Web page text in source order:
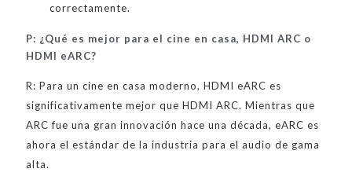
correctamente.
P: ¿Qué es mejor para el cine en casa, HDMI ARC o
HDMI eARC?
R: Para un cine en casa moderno, HDMI eARC es
significativamente mejor que HDMI ARC. Mientras que
ARC fue una gran innovación hace una década, eARC es
ahora el estándar de la industria para el audio de gama
alta.